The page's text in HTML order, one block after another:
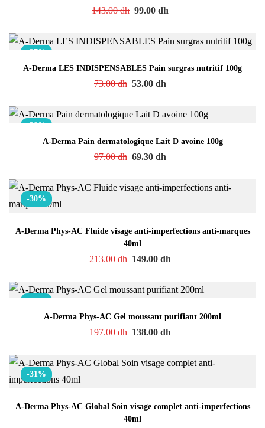
143.00dh 99.00 dh
-27%
A-Derma LES INDISPENSABLES Pain surgras nutritif 100g
73.00dh 53.00 dh
-29%
A-Derma Pain dermatologique Lait D avoine 100g
97.00dh 69.30 dh
-30%
A-Derma Phys-AC Fluide visage anti-imperfections anti-marques
40ml
213.00dh 149.00 dh
-30%
A-Derma Phys-AC Gel moussant purifiant 200ml
197.00dh 138.00 dh
-31%
A-Derma Phys-AC Global Soin visage complet anti-imperfections
40ml